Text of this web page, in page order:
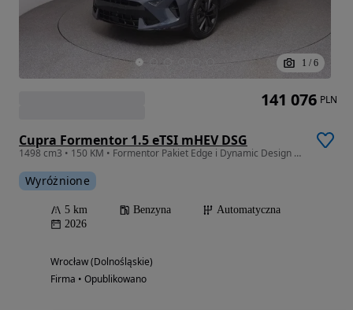
1 / 6
Cupra Formentor 1.5 eTSI mHEV DSG
1498 cm3 • 150 KM • Formentor Pakiet Edge i Dynamic Design | Nowy | Leasing | Najem
Wyróżnione
5 km Benzyna
Automatyczna
2026
Wrocław (Dolnośląskie)
Firma • Opublikowano
141 076 PLN